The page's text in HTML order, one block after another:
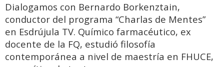
Dialogamos con Bernardo Borkenztain,
conductor del programa “Charlas de Mentes”
en Esdrújula TV. Químico farmacéutico, ex
docente de la FQ, estudió filosofía
contemporánea a nivel de maestría en FHUCE,